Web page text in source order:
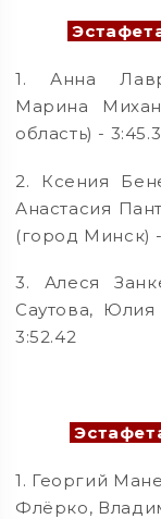
1. Анна
Марина
область) -
2. Ксения
Анастасия
(город Минск)
3. Алеся
Саутова, Юлия
3:52.42
1. Георгий
Флёрко,